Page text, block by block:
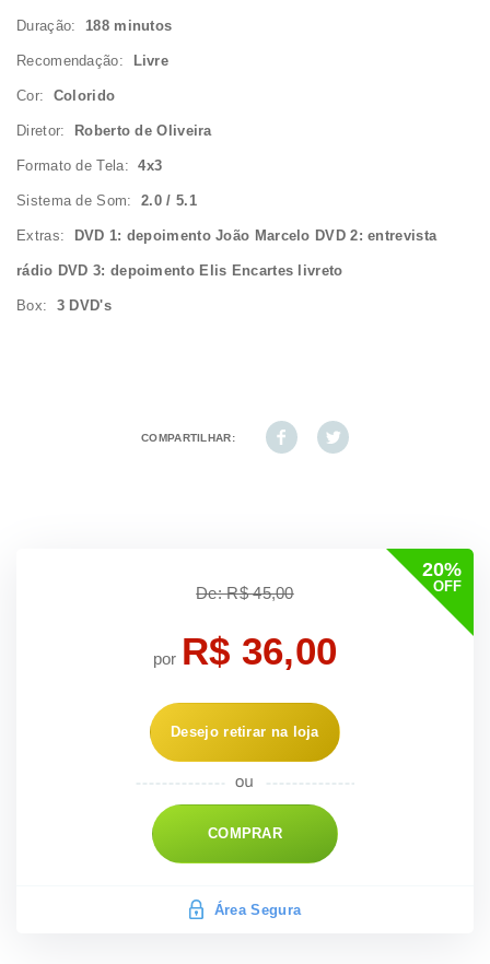
Duração: 188 minutos
Recomendação: Livre
Cor: Colorido
Diretor: Roberto de Oliveira
Formato de Tela:4x3
Sistema de Som:2.0 / 5.1
Extras: DVD 1: depoimento João Marcelo DVD 2: entrevista
rádio DVD 3: depoimento Elis Encartes livreto
Box: 3 DVD's
COMPARTILHAR:
20%
OFF
De: R$ 45,00
por R$ 36,00
Desejo retirar na loja
COMPRAR
Área Segura